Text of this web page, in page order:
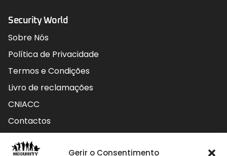
Gerir o Consentimento
Security World
Sobre Nós
Política de Privacidade
Termos e Condições
Livro de reclamações
CNIACC
Contactos
Contactos